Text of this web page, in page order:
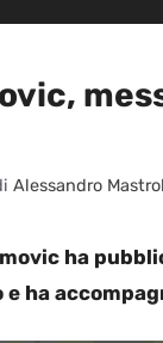
Alessandro
ha
ha